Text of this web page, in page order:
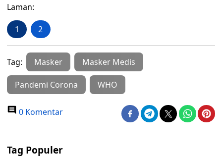
Laman:
1 2
Tag: Masker Masker Medis
Pandemi Corona WHO
0 Komentar
Tag Populer